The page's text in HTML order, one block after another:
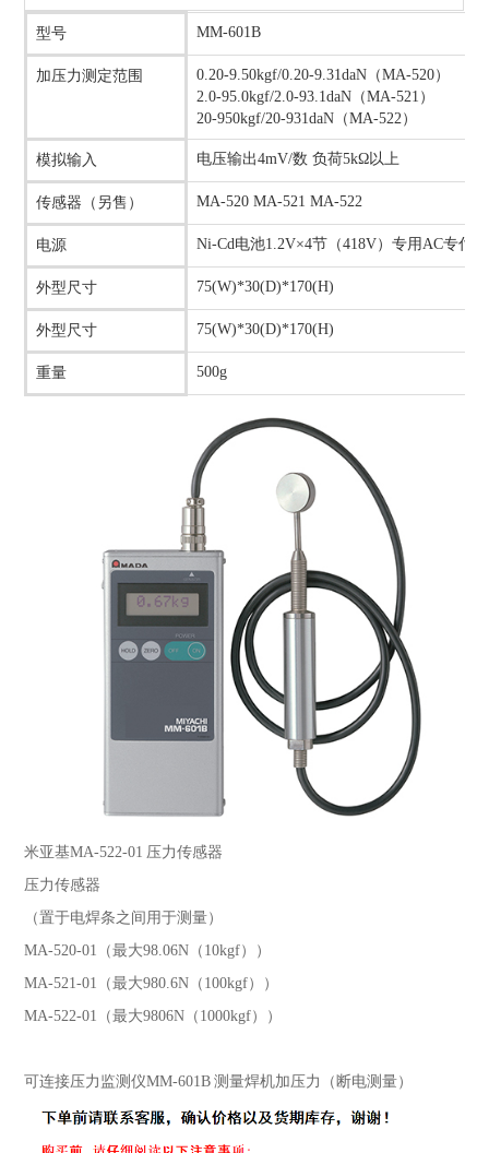
型号 MM-601B
加压力测定范围
0.20-9.50kgf/0.20-9.31daN（MA-520）
2.0-95.0kgf/2.0-93.1daN（MA-521）
20-950kgf/20-931daN（MA-522）
模拟输入 电压输出4mV/数 负荷5kΩ以上
传感器（另售） MA-520 MA-521 MA-522
电源 Ni-Cd电池1.2V×4节（418V）专用AC专付
外型尺寸 75(W)*30(D)*170(H)
外型尺寸 75(W)*30(D)*170(H)
重量 500g
米亚基MA-522-01 压力传感器
压力传感器
（置于电焊条之间用于测量）
MA-520-01（最大98.06N（10kgf））
MA-521-01（最大980.6N（100kgf））
MA-522-01（最大9806N（1000kgf））
可连接压力监测仪MM-601B 测量焊机加压力（断电测量）